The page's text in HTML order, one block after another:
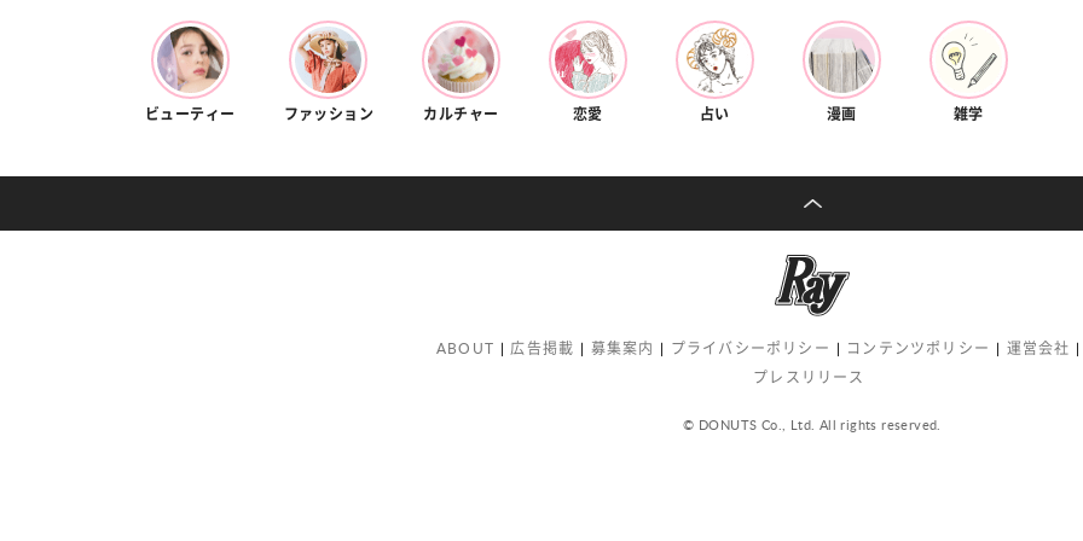
ビューティー ファッション カルチャー 恋愛 占い 漫画 雑学
ABOUT 広告掲載 募集案内 プライバシーポリシー コンテンツポリシー 運営会社
プレスリリース
© DONUTS Co., Ltd. All rights reserved.